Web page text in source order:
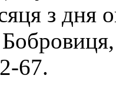
з дня
67.